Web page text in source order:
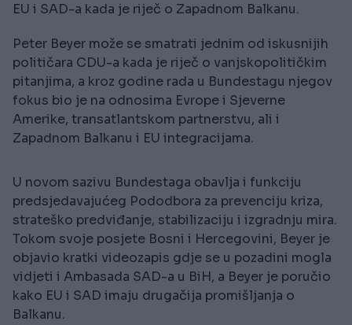
EU i SAD-a kada je riječ o Zapadnom Balkanu.
Peter Beyer može se smatrati jednim od iskusnijih
političara CDU-a kada je riječ o vanjskopolitičkim
pitanjima, a kroz godine rada u Bundestagu njegov
fokus bio je na odnosima Evrope i Sjeverne
Amerike, transatlantskom partnerstvu, ali i
Zapadnom Balkanu i EU integracijama.
U novom sazivu Bundestaga obavlja i funkciju
predsjedavajućeg Pododbora za prevenciju kriza,
strateško predviđanje, stabilizaciju i izgradnju mira.
Tokom svoje posjete Bosni i Hercegovini, Beyer je
objavio kratki videozapis gdje se u pozadini mogla
vidjeti i Ambasada SAD-a u BiH, a Beyer je poručio
kako EU i SAD imaju drugačija promišljanja o
Balkanu.